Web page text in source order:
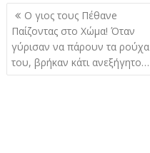
Πλοήγηση
άρθρων
Ο γιος τους Πέθανe
Παίζοντας στο Χώμα! Όταν
γύρισαν να πάρουν τα ρούχα
του, βρήκαν κάτι ανεξήγητο…